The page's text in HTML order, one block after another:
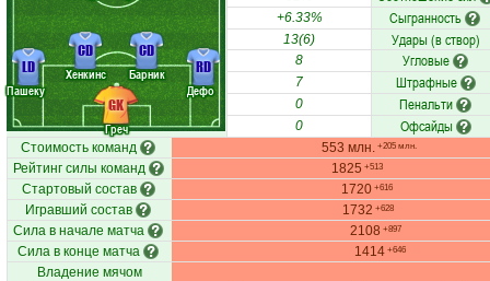
Греч
Пашеку
Хенкинс
Барник
Дефо
GK
LD
CD
CD
RD
+6.33% Сыгранность
13(6) Удары (в створ)
8 Угловые
7 Штрафные
0 Пенальти
0 Офсайды
Стоимость команд 553 млн. +205 млн.
Рейтинг силы команд 1825 +513
Стартовый состав 1720 +616
Игравший состав 1732 +628
Сила в начале матча 2108 +897
Сила в конце матча 1414 +646
Владение мячом